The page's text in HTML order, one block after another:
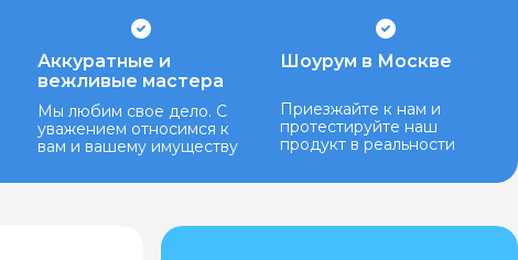
Аккуратные и
вежливые мастера
Мы любим свое дело. С
уважением относимся к
вам и вашему имуществу
Шоурум в Москве
Приезжайте к нам и
протестируйте наш
продукт в реальности